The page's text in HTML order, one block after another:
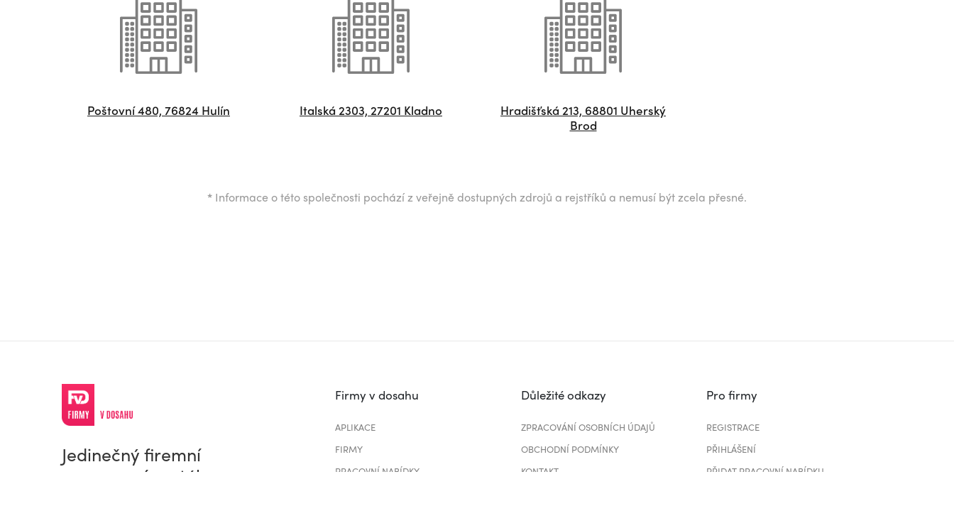
Poštovní 480, 76824 Hulín Italská 2303, 27201 Kladno
Hradišťská 213, 68801 Uherský
Brod
* Informace o této společnosti pochází z veřejně dostupných zdrojů a rejstříků a nemusí být zcela přesné.
Jedinečný firemní
a pracovní portál
Firmy v dosahu
APLIKACE
FIRMY
PRACOVNÍ NABÍDKY
Důležité odkazy
ZPRACOVÁNÍ OSOBNÍCH ÚDAJŮ
OBCHODNÍ PODMÍNKY
KONTAKT
Pro firmy
REGISTRACE
PŘIHLÁŠENÍ
PŘIDAT PRACOVNÍ NABÍDKU